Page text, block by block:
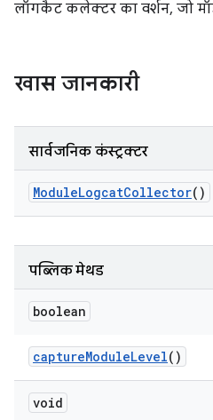
लॉगकैट कलेक्टर का वर्शन, जो
खास जानकारी
सार्वजनिक कंस्ट्रक्टर
ModuleLogcatCollector()
पब्लिक मेथड
boolean
captureModuleLevel()
void